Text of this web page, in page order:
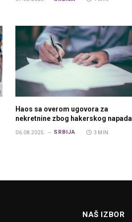
Haos sa overom ugovora za
nekretnine zbog hakerskog napada
06.08.2025. SRBIJA 3 MIN.
NAŠ IZBOR